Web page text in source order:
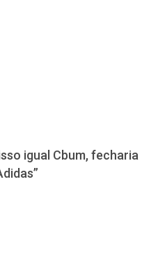
igual Cbum, fecharia